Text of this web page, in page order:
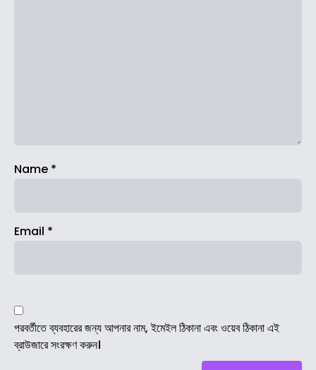
Name *
Email *
পরবর্তীতে ব্যবহারের জন্য আপনার নাম, ইমেইল ঠিকানা এবং ওয়েব ঠিকানা এই
ব্রাউজারে সংরক্ষণ করুন।